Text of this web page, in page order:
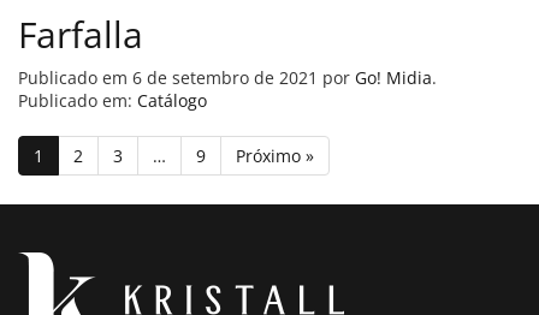
Farfalla
Publicado em 6 de setembro de 2021 por Go! Midia.
Publicado em: Catálogo
1 2 3 … 9 Próximo »